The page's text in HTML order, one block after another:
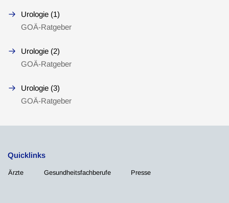
Urologie (1)
GOÄ-Ratgeber
Urologie (2)
GOÄ-Ratgeber
Urologie (3)
GOÄ-Ratgeber
Quicklinks
Ärzte Gesundheitsfachberufe Presse